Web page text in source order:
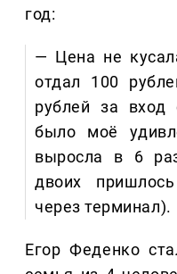
год:
— Цена не
отдал 100
рублей за вход
было моё
выросла в 6
двоих
через терминал).
Егор Феденко